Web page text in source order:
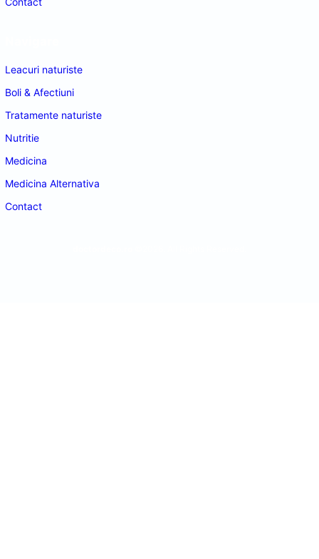
Leacuri naturiste
Boli & Afectiuni
Tratamente naturiste
Nutritie
Medicina
Medicina Alternativa
Contact